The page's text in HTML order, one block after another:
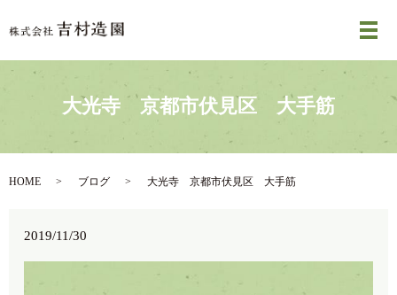
メ
大光寺 京都市伏見区 大手筋
HOME ブログ 大光寺 京都市伏見区 大手筋
2019/11/30